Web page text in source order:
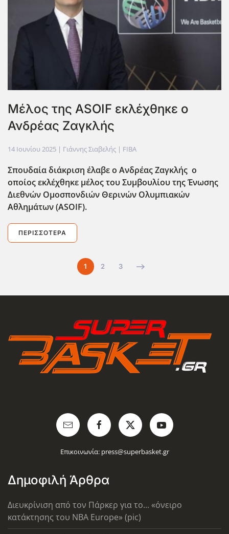
Μέλος της ASOIF εκλέχθηκε ο
Ανδρέας Ζαγκλής
14 Ιουνίου 2025 | Γιάννης Σιαβελής | FIBA
Σπουδαία διάκριση έλαβε ο Ανδρέας Ζαγκλής ο
οποίος εκλέχθηκε μέλος του Συμβουλίου της Ένωσης
Διεθνών Ομοσπονδιών Θερινών Ολυμπιακών
Αθλημάτων (ASOIF).
ΠΕΡΙΣΣΌΤΕΡΑ
1 2 3
Επικοινωνία: press@superbasket.gr
Δημοφιλή Άρθρα
Διευκρίνιση από τον Πάρκερ για το... «όνειρο
κατάκτησης του ΝΒΑ Europe» (pic)